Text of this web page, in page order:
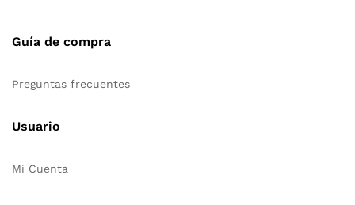
Guía de compra
Preguntas frecuentes
Usuario
Mi Cuenta